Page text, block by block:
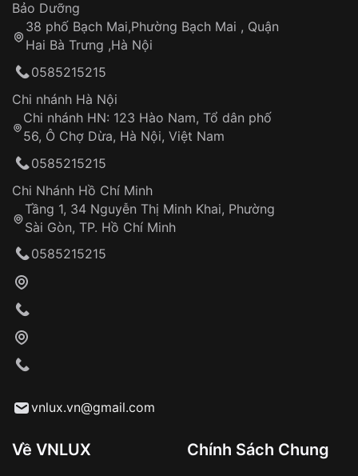
Thời gian tính từ khi xác nhận đơn hàng thành
công
Hotline: 0585 215 215
Từ khóa SEO:
Khách hàng kiểm tra và thanh toán trực tiếp
Từ khóa SEO:
Sản phẩm đã bị:
Tự ý sửa chữa
thống VNLUX
Đảm bảo quyền lợi khách hàng
Đồng hành cùng khách hàng trong suốt quá
trình sử dụng
Bảo Dưỡng
38 phố Bạch Mai,Phường Bạch Mai , Quận
Hai Bà Trưng ,Hà Nội
0585215215
Chi nhánh Hà Nội
Chi nhánh HN: 123 Hào Nam, Tổ dân phố
56, Ô Chợ Dừa, Hà Nội, Việt Nam
0585215215
Chi Nhánh Hồ Chí Minh
Tầng 1, 34 Nguyễn Thị Minh Khai, Phường
Sài Gòn, TP. Hồ Chí Minh
0585215215
vnlux.vn@gmail.com
Về VNLUX Chính Sách Chung